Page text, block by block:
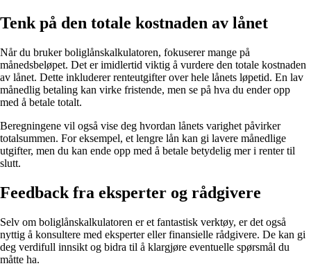
Tenk på den totale kostnaden av lånet
Når du bruker boliglånskalkulatoren, fokuserer mange på
månedsbeløpet. Det er imidlertid viktig å vurdere den totale kostnaden
av lånet. Dette inkluderer renteutgifter over hele lånets løpetid. En lav
månedlig betaling kan virke fristende, men se på hva du ender opp
med å betale totalt.
Beregningene vil også vise deg hvordan lånets varighet påvirker
totalsummen. For eksempel, et lengre lån kan gi lavere månedlige
utgifter, men du kan ende opp med å betale betydelig mer i renter til
slutt.
Feedback fra eksperter og rådgivere
Selv om boliglånskalkulatoren er et fantastisk verktøy, er det også
nyttig å konsultere med eksperter eller finansielle rådgivere. De kan gi
deg verdifull innsikt og bidra til å klargjøre eventuelle spørsmål du
måtte ha.